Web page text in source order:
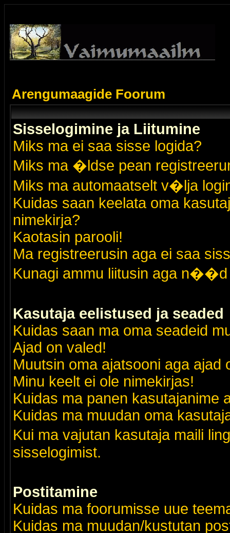
Arengumaagide Foorum
Sisselogimine ja Liitumine
Miks ma ei saa sisse logida?
Miks ma �ldse pean
Miks ma automaatselt v�lja
Kuidas saan keelata oma
nimekirja?
Kaotasin parooli!
Ma registreerusin aga ei saa
Kunagi ammu liitusin aga n��d
Kasutaja eelistused ja seaded
Kuidas saan ma oma seadeid
Ajad on valed!
Muutsin oma ajatsooni aga ajad
Minu keelt ei ole nimekirjas!
Kuidas ma panen kasutajanime
Kuidas ma muudan oma
Kui ma vajutan kasutaja maili
sisselogimist.
Postitamine
Kuidas ma foorumisse uue
Kuidas ma muudan/kustutan